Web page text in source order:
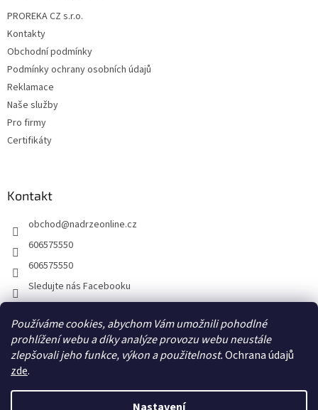
Používáme cookies, abychom Vám umožnili pohodlné
prohlížení webu a díky analýze provozu webu neustále
zlepšovali jeho funkce, výkon a použitelnost.Ochrana údajů
zde.
PROREKA CZ s.r.o.
Kontakty
Obchodní podmínky
Podmínky ochrany osobních údajů
Reklamace
Naše služby
Pro firmy
Certifikáty
Kontakt
obchod@nadrzeonline.cz
606575550
606575550
Sledujte nás Facebooku